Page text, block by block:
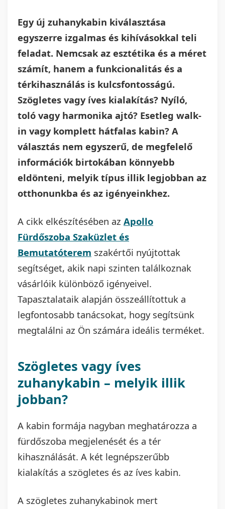
Egy új zuhanykabin kiválasztása
egyszerre izgalmas és kihívásokkal teli
feladat. Nemcsak az esztétika és a méret
számít, hanem a funkcionalitás és a
térkihasználás is kulcsfontosságú.
Szögletes vagy íves kialakítás? Nyíló,
toló vagy harmonika ajtó? Esetleg walk-
in vagy komplett hátfalas kabin? A
választás nem egyszerű, de megfelelő
információk birtokában könnyebb
eldönteni, melyik típus illik legjobban az
otthonunkba és az igényeinkhez.
A cikk elkészítésében az Apollo
Fürdőszoba Szaküzlet és
Bemutatóterem szakértői nyújtottak
segítséget, akik napi szinten találkoznak
vásárlóik különböző igényeivel.
Tapasztalataik alapján összeállítottuk a
legfontosabb tanácsokat, hogy segítsünk
megtalálni az Ön számára ideális terméket.
Szögletes vagy íves
zuhanykabin – melyik illik
jobban?
A kabin formája nagyban meghatározza a
fürdőszoba megjelenését és a tér
kihasználását. A két legnépszerűbb
kialakítás a szögletes és az íves kabin.
A szögletes zuhanykabinok mert